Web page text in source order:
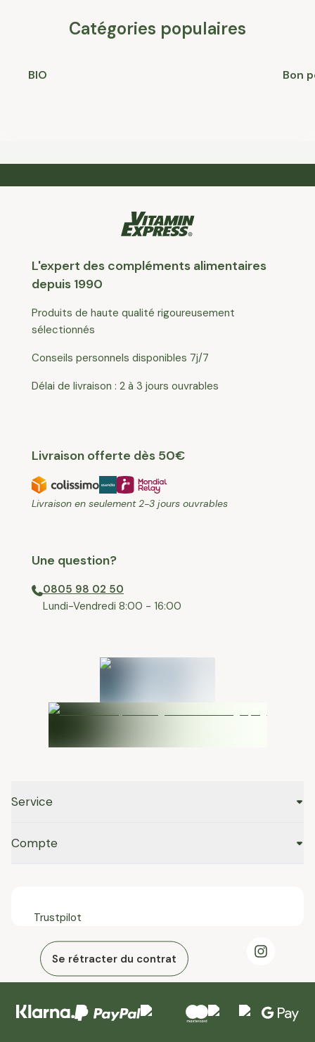
Catégories populaires
BIO Bon
L'expert des compléments alimentaires
depuis 1990
Produits de haute qualité rigoureusement
sélectionnés
Conseils personnels disponibles 7j/7
Délai de livraison : 2 à 3 jours ouvrables
Livraison offerte dès 50€
Livraison en seulement 2-3 jours ouvrables
Une question?
0805 98 02 50
⁠Lundi-Vendredi 8:00 - 16:00
Service
Compte
Trustpilot
Se rétracter du contrat